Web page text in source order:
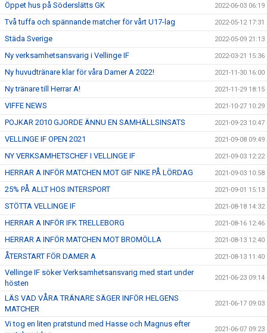
Öppet hus på Söderslätts GK 2022-06-03 06:19
Två tuffa och spännande matcher för vårt U17-lag 2022-05-12 17:31
Städa Sverige 2022-05-09 21:13
Ny verksamhetsansvarig i Vellinge IF 2022-03-21 15:36
Ny huvudtränare klar för våra Damer A 2022! 2021-11-30 16:00
Ny tränare till Herrar A! 2021-11-29 18:15
VIFFE NEWS 2021-10-27 10:29
POJKAR 2010 GJORDE ÄNNU EN SAMHÄLLSINSATS 2021-09-23 10:47
VELLINGE IF OPEN 2021 2021-09-08 09:49
NY VERKSAMHETSCHEF I VELLINGE IF 2021-09-03 12:22
HERRAR A INFÖR MATCHEN MOT GIF NIKE PÅ LÖRDAG 2021-09-03 10:58
25% PÅ ALLT HOS INTERSPORT 2021-09-01 15:13
STÖTTA VELLINGE IF 2021-08-18 14:32
HERRAR A INFÖR IFK TRELLEBORG 2021-08-16 12:46
HERRAR A INFÖR MATCHEN MOT BROMÖLLA 2021-08-13 12:40
ÅTERSTART FÖR DAMER A 2021-08-13 11:40
Vellinge IF söker Verksamhetsansvarig med start under
hösten
2021-06-23 09:14
LÄS VAD VÅRA TRÄNARE SÄGER INFÖR HELGENS
MATCHER
2021-06-17 09:03
Vi tog en liten pratstund med Hasse och Magnus efter
2021-06-07 09:23